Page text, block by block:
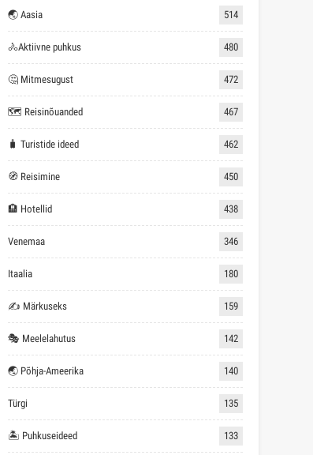
🌏 Aasia 514
🚴Aktiivne puhkus 480
🤔 Mitmesugust 472
🗺 Reisinõuanded 467
🧳 Turistide ideed 462
🧭 Reisimine 450
🏨 Hotellid 438
Venemaa 346
Itaalia 180
✍ Märkuseks 159
🎭 Meelelahutus 142
🌏 Põhja-Ameerika 140
Türgi 135
🏝 Puhkuseideed 133